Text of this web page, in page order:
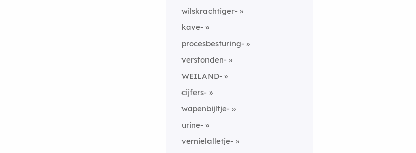
wilskrachtiger-
kave-
procesbesturing-
verstonden-
WEILAND-
cijfers-
wapenbijltje-
urine-
vernielalletje-